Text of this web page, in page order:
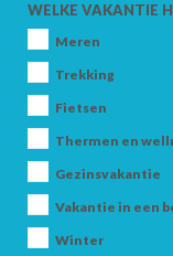
WELKE VAKANTIE
Meren
Trekking
Fietsen
Thermen en
Gezinsvakantie
Vakantie in een
Winter